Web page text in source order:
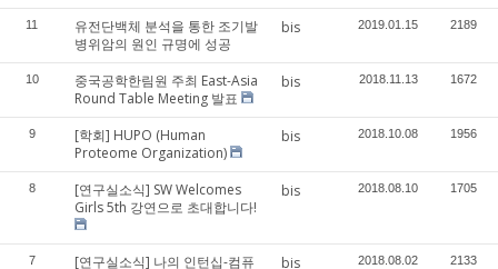
11
유전단백체 분석을 통한 조기발
병위암의 원인 규명에 성공
bis 2019.01.15 2189
10
중국공학한림원 주최 East-Asia
Round Table Meeting 발표
bis 2018.11.13 1672
9
[학회] HUPO (Human
Proteome Organization)
bis 2018.10.08 1956
8
[연구실소식] SW Welcomes
Girls 5th 강연으로 초대합니다!
bis 2018.08.10 1705
7 [연구실소식] 나의 인턴십-컴퓨 bis 2018.08.02 2133